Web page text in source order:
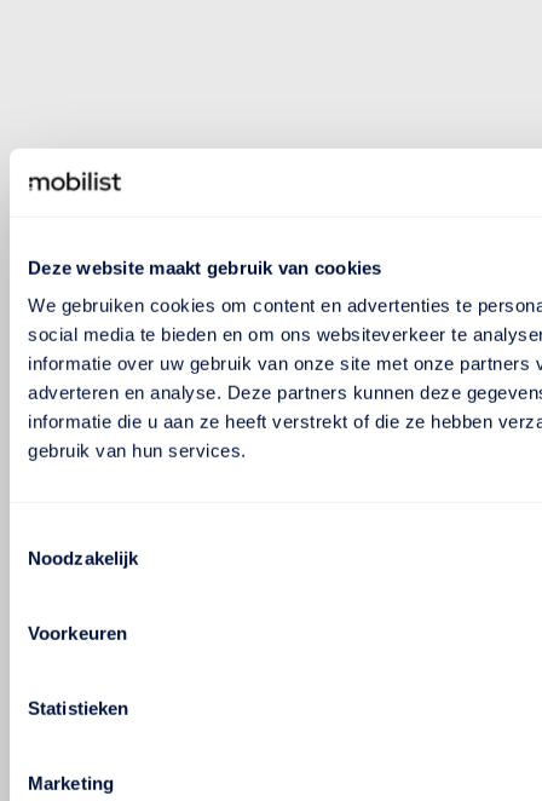
Deze website maakt gebruik van cookies
We gebruiken cookies om content en advertenties te
social media te bieden en om ons websiteverkeer te
informatie over uw gebruik van onze site met onze partners
adverteren en analyse. Deze partners kunnen deze
informatie die u aan ze heeft verstrekt of die ze hebben
gebruik van hun services.
Noodzakelijk
Voorkeuren
Statistieken
Marketing